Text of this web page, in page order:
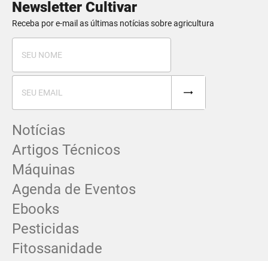
Newsletter Cultivar
Receba por e-mail as últimas notícias sobre agricultura
Notícias
Artigos Técnicos
Máquinas
Agenda de Eventos
Ebooks
Pesticidas
Fitossanidade